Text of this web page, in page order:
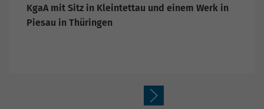
KgaA mit Sitz in Kleintettau und einem Werk in
Piesau in Thüringen